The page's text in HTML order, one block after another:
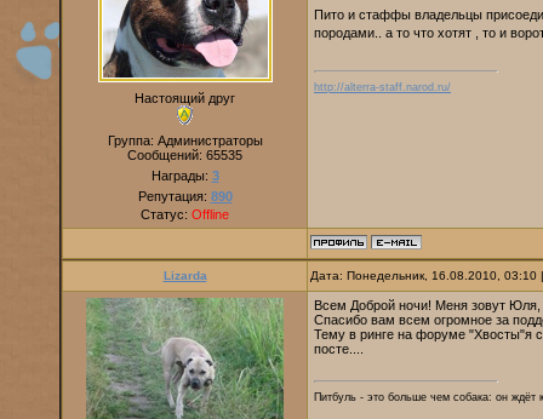
Настоящий друг
Группа: Администраторы
Сообщений: 65535
Награды: 3
Репутация: 890
Статус: Offline
Пито и стаффы владельцы
породами.. а то что хотят , то и
http://alterra-staff.narod.ru/
Lizarda Дата: Понедельник, 16.08.2010,
Всем Доброй ночи! Меня зовут
Спасибо вам всем огромное за
Тему в ринге на форуме "Хвосты"я
посте....
Питбуль - это больше чем собака: он ждёт